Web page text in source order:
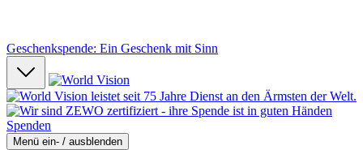
Geschenkspende: Ein Geschenk mit Sinn
Spenden
Menü ein- / ausblenden